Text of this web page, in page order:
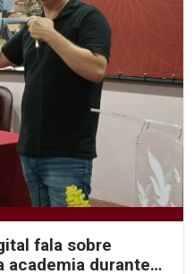
fala sobre
durante